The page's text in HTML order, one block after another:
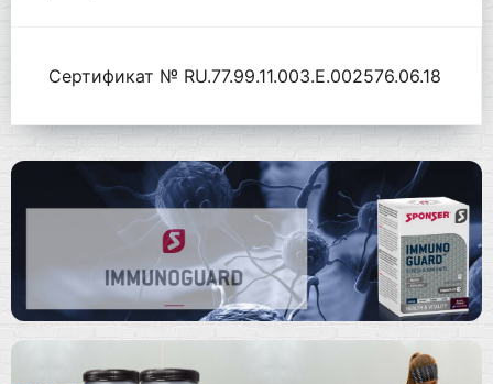
Сертификат № RU.77.99.11.003.Е.002576.06.18